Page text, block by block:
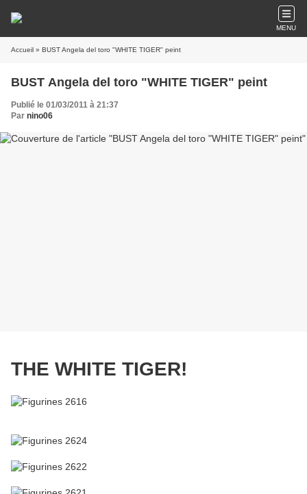
MENU
Accueil » BUST Angela del toro "WHITE TIGER" peint
BUST Angela del toro "WHITE TIGER" peint
Publié le 01/03/2011 à 21:37
Par nino06
THE WHITE TIGER!